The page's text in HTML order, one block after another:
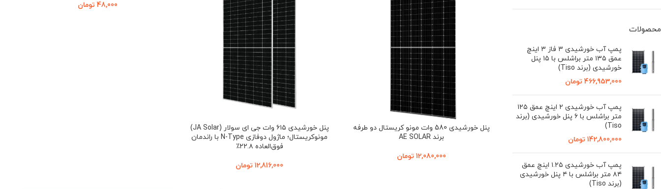
محصولات
پمپ آب خورشیدی ۳ فاز ۳ اینچ
عمق ۱۳۵ متر براشلس با ۱۵ پنل
خورشیدی (برند Tiso)
466,953,000 تومان
پمپ آب خورشیدی ۲ اینچ عمق ۱۲۵
متر براشلس با ۶ پنل خورشیدی (برند
Tiso)
142,800,000 تومان
پمپ آب خورشیدی ۱.۲۵ اینچ عمق
۸۴ متر براشلس با ۴ پنل خورشیدی
(برند Tiso)
پنل خورشیدی 580 وات مونو کریستال دو طرفه
برند AE SOLAR
12,080,000 تومان
پنل خورشیدی ۶۱۵ وات جی ای سولار (JA Solar)
مونوکریستال؛ ماژول دوفازی N-Type با راندمان
فوق‌العاده ۲۲.۸٪
12,816,000 تومان
48,000 تومان